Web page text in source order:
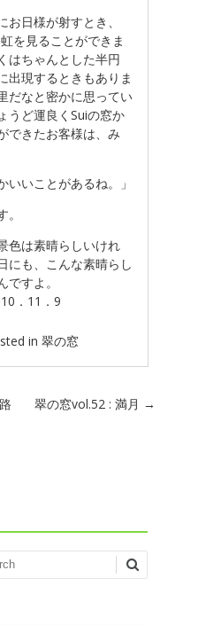
お日様が射すとき、
を見ることができま
はちゃんとした半円
出現するときもありま
だなと密かに思ってい
うど運良くSuiの窓か
できたお客様は、み
いいことがあるね。」
色は素晴らしいけれ
にも、こんな素晴らし
るんですよ。
11．9
in翠の窓
翠の窓vol.52 : 満月 →